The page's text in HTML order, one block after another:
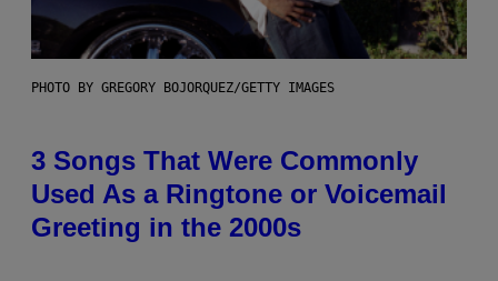
PHOTO BY GREGORY BOJORQUEZ/GETTY IMAGES
3 Songs That Were Commonly
Used As a Ringtone or Voicemail
Greeting in the 2000s